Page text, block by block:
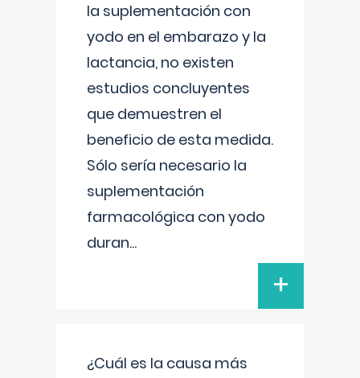
la suplementación con
yodo en el embarazo y la
lactancia, no existen
estudios concluyentes
que demuestren el
beneficio de esta medida.
Sólo sería necesario la
suplementación
farmacológica con yodo
duran...
+
¿Cuál es la causa más